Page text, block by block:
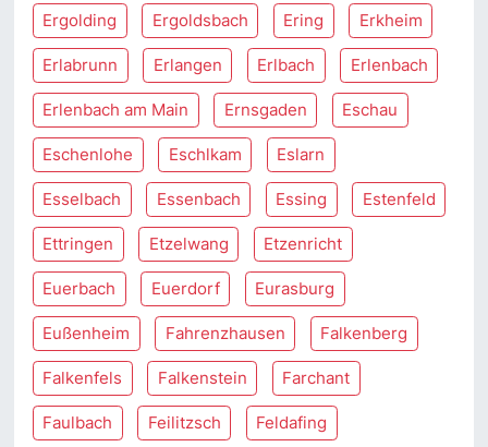
Ergolding Ergoldsbach Ering Erkheim
Erlabrunn Erlangen Erlbach Erlenbach
Erlenbach am Main Ernsgaden Eschau
Eschenlohe Eschlkam Eslarn
Esselbach Essenbach Essing Estenfeld
Ettringen Etzelwang Etzenricht
Euerbach Euerdorf Eurasburg
Eußenheim Fahrenzhausen Falkenberg
Falkenfels Falkenstein Farchant
Faulbach Feilitzsch Feldafing